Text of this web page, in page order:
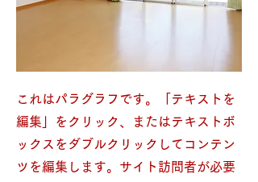
これはパラグラフです。「テキストを
編集」をクリック、またはテキストボ
ックスをダブルクリックしてコンテン
ツを編集します。サイト訪問者が必要